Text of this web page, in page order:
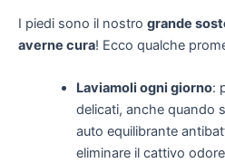
I piedi sono il nostro grande
averne cura! Ecco qualche
Laviamoli ogni giorno:
delicati, anche quando
auto equilibrante
eliminare il cattivo